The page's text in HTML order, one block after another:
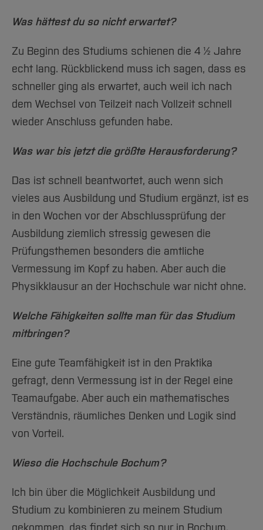
Was hättest du so nicht erwartet?
Zu Beginn des Studiums schienen die 4 ½ Jahre
echt lang. Rückblickend muss ich sagen, dass es
schneller ging als erwartet, auch weil ich nach
dem Wechsel von Teilzeit nach Vollzeit schnell
wieder Anschluss gefunden habe.
Was war bis jetzt die größte Herausforderung?
Das ist schnell beantwortet, auch wenn sich
vieles aus Ausbildung und Studium ergänzt, ist es
in den Wochen vor der Abschlussprüfung der
Ausbildung ziemlich stressig gewesen die
Prüfungsthemen besonders die amtliche
Vermessung im Kopf zu haben. Aber auch die
Physikklausur an der Hochschule war nicht ohne.
Welche Fähigkeiten sollte man für das Studium
mitbringen?
Eine gute Teamfähigkeit ist in den Praktika
gefragt, denn Vermessung ist in der Regel eine
Teamaufgabe. Aber auch ein mathematisches
Verständnis, räumliches Denken und Logik sind
von Vorteil.
Wieso die Hochschule Bochum?
Ich bin über die Möglichkeit Ausbildung und
Studium zu kombinieren zu meinem Studium